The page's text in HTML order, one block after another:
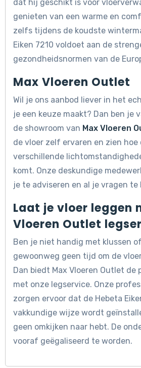
dat hij geschikt is voor
genieten van een warme en
zelfs tijdens de koudste
Eiken 7210 voldoet aan de
gezondheidsnormen van de
Max Vloeren Outlet
Wil je ons aanbod liever in het
je een keuze maakt? Dan ben je
de showroom van Max Vloeren
de vloer zelf ervaren en zien hoe
verschillende
komt. Onze deskundige
je te adviseren en al je vragen te
Laat je vloer leggen
Vloeren Outlet
Ben je niet handig met klussen
gewoonweg geen tijd om de
Dan biedt Max Vloeren Outlet de
met onze legservice. Onze
zorgen ervoor dat de Hebeta
vakkundige wijze wordt
geen omkijken naar hebt. De
vooraf geëgaliseerd te worden.